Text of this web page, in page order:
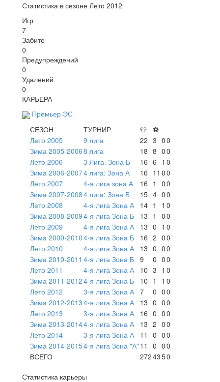
Статистика в сезоне Лето 2012
Игр
7
Забито
0
Предупреждений
0
Удалений
0
КАРЬЕРА
Премьер ЭС
СЕЗОН
ТУРНИР 👕 ⚽
Лето 2005
9 лига 22 3 00
Зима 2005-20068 лига 18 8 00
Лето 2006
3 Лига. Зона Б 16 6 1 0
Зима 2006-20074 лига: Зона А 16 11 00
Лето 2007
4-я лига зона А 16 1 00
Зима 2007-20084 лига: Зона Б 15 4 00
Лето 2008
4-я лига Зона А 14 1 1 0
Зима 2008-20094-я лига Зона Б 13 1 00
Лето 2009
4-я лига Зона А 13 0 1 0
Зима 2009-20104-я лига Зона Б 16 2 00
Лето 2010
4-я лига Зона А 13 0 00
Зима 2010-2011 4-я лига Зона Б 9 0 00
Лето 2011
4-я лига Зона А 10 3 1 0
Зима 2011-20124-я лига Зона Б 10 1 1 0
Лето 2012
3-я лига Зона А 7 0 00
Зима 2012-20134-я лига Зона А 13 0 00
Лето 2013
3-я лига Зона А 16 0 00
Зима 2013-20144-я лига Зона А 13 2 00
Лето 2014
3-я лига Зона А 11 0 00
Зима 2014-20154-я лига Зона "А"11 0 00
ВСЕГО
2724350
Статистика карьеры